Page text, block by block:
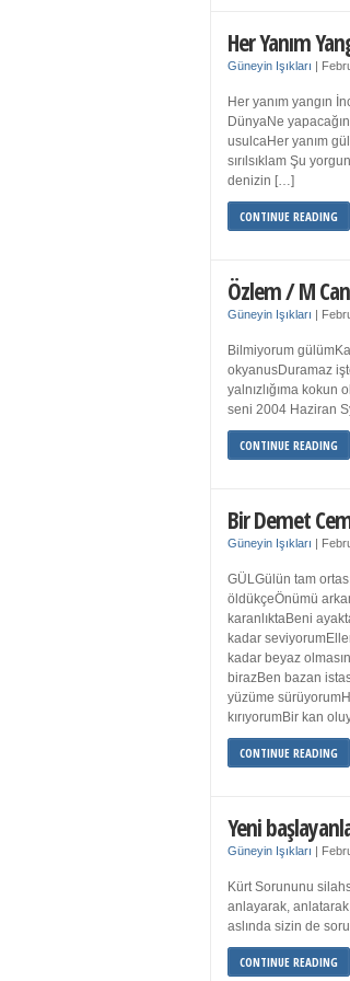
Her Yanım
Güneyin Işıkları
Her yanım yangın
DünyaNe
usulcaHer yanım
sırılsıklam Şu
denizin […]
CONTINUE READING
Özlem / M
Güneyin Işıkları
Bilmiyorum
okyanusDuramaz
yalnızlığıma
seni 2004 Haziran
CONTINUE READING
Bir Demet
Güneyin Işıkları
GÜLGülün tam
öldükçeÖnümü
karanlıktaBeni
kadar
kadar beyaz
birazBen bazan
yüzüme
kırıyorumBir kan
CONTINUE READING
Yeni
Güneyin Işıkları
Kürt Sorununu
anlayarak,
aslında sizin de
CONTINUE READING